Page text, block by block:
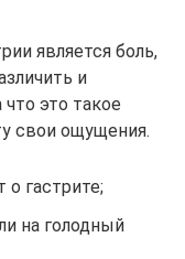
является боль,
и
это такое
свои ощущения.
о гастрите;
на голодный